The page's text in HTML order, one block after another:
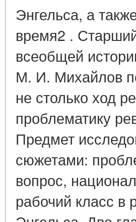
Энгельса, а
время2 .
всеобщей
М. И. Михайлов
не столько ход
проблематику
Предмет
сюжетами:
вопрос,
рабочий класс в